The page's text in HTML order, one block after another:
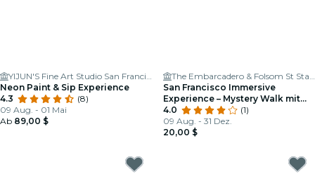
YIJUN'S Fine Art Studio San Francisco
Neon Paint & Sip Experience
4.3
(8)
09 Aug. - 01 Mai
Ab 89,00 $
The Embarcadero & Folsom St Station
San Francisco Immersive
Experience – Mystery Walk mit
Pub- und Café-Stops
4.0
(1)
09 Aug. - 31 Dez.
20,00 $